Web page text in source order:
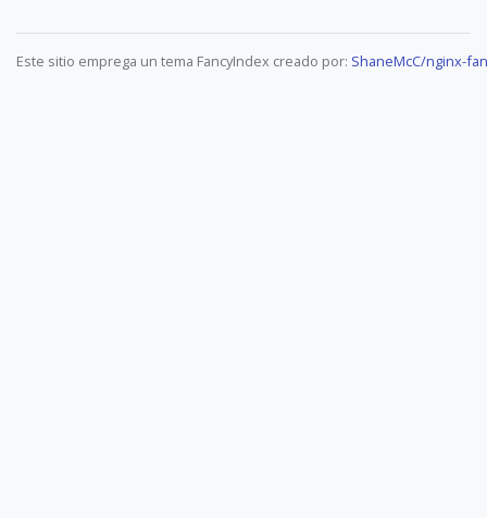
Este sitio emprega un tema FancyIndex creado por: ShaneMcC/nginx-